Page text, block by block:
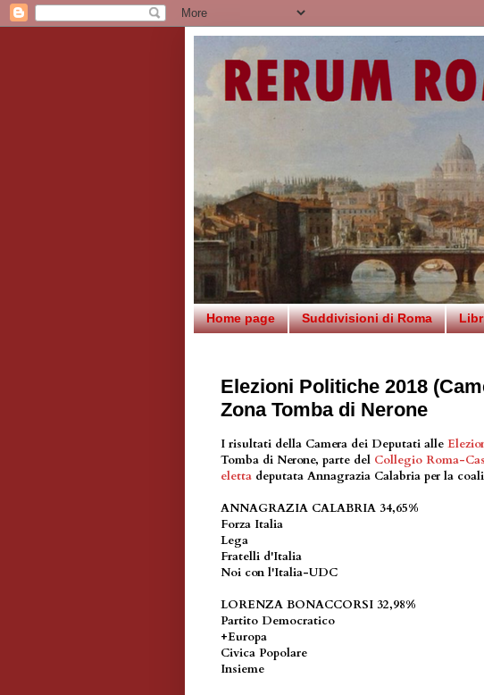
Home page Suddivisioni di Roma
Elezioni Politiche 2018
Zona Tomba di Nerone
I risultati della Camera dei Deputati alle
Tomba di Nerone, parte del Collegio Roma-
eletta deputata Annagrazia Calabria per la
ANNAGRAZIA CALABRIA 34,65%
Forza Italia
Lega
Fratelli d'Italia
Noi con l'Italia-UDC
LORENZA BONACCORSI 32,98%
Partito Democratico
+Europa
Civica Popolare
Insieme